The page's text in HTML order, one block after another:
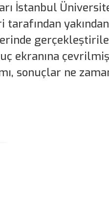
İstanbul
ekranına
sonuçlar ne